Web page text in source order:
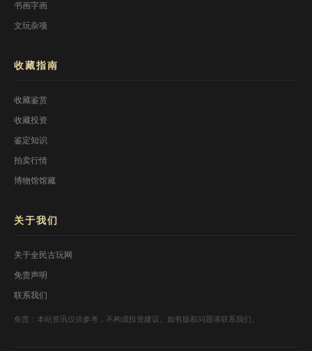
书画字画
文玩杂项
收藏指南
收藏鉴赏
收藏投资
鉴定知识
拍卖行情
博物馆馆藏
关于我们
关于全民古玩网
免责声明
联系我们
免责：本站资讯仅供参考，不构成投资建议。如有版权问题请联系我们。